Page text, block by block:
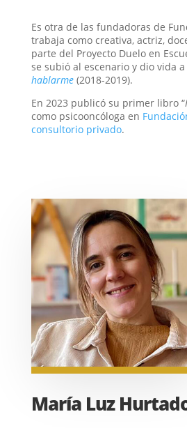
Es otra de las fundadoras de
trabaja como creativa, actriz,
parte del Proyecto Duelo en
se subió al escenario y dio vida
hablarme(2018-2019).
En 2023 publicó su primer libro “
como psicooncóloga en
consultorio privado.
María Luz